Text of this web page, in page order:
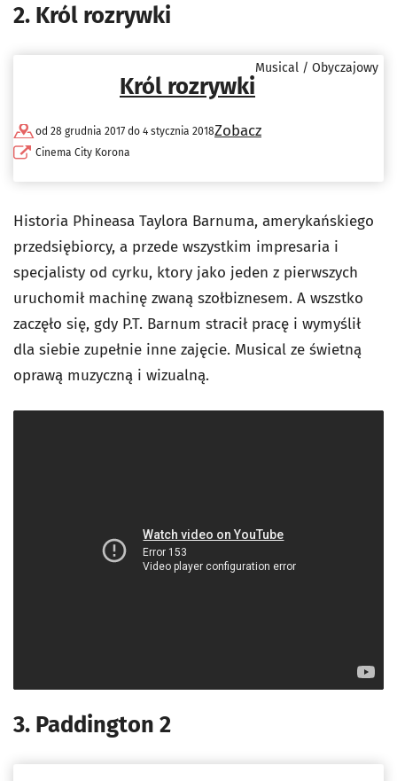
2. Król rozrywki
Król rozrywki
Musical / Obyczajowy
od 28 grudnia 2017 do 4 stycznia 2018
Cinema City Korona
Zobacz
Historia Phineasa Taylora Barnuma, amerykańskiego
przedsiębiorcy, a przede wszystkim impresaria i
specjalisty od cyrku, ktory jako jeden z pierwszych
uruchomił machinę zwaną szołbiznesem. A wszstko
zaczęło się, gdy P.T. Barnum stracił pracę i wymyślił
dla siebie zupełnie inne zajęcie. Musical ze świetną
oprawą muzyczną i wizualną.
3. Paddington 2